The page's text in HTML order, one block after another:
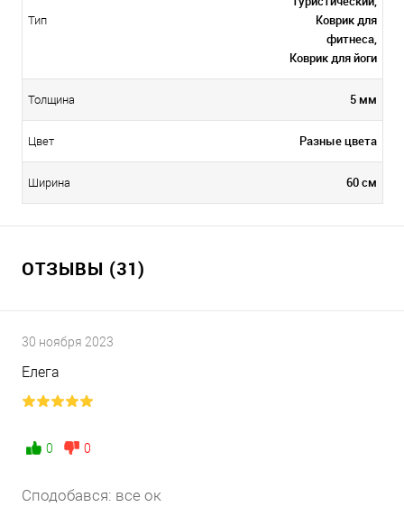
Тип
Коврик для
фитнеса,
Коврик для йоги
Толщина 5 мм
Цвет Разные цвета
Ширина 60 см
ОТЗЫВЫ (31)
30 ноября 2023
Елега
0 0
Сподобався: все ок